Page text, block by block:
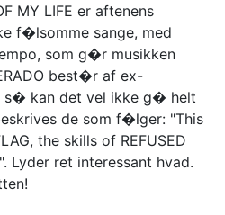
MY LIFE er aftenens
f�lsomme sange, med
som g�r musikken
best�r af ex-
s� kan det vel ikke g� helt
de som f�lger: "This
the skills of REFUSED
Lyder ret interessant hvad.